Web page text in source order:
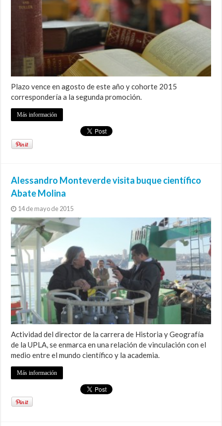
Plazo vence en agosto de este año y cohorte 2015
correspondería a la segunda promoción.
Más información
Alessandro Monteverde visita buque científico
Abate Molina
14 de mayo de 2015
Actividad del director de la carrera de Historia y Geografía
de la UPLA, se enmarca en una relación de vinculación con el
medio entre el mundo científico y la academia.
Más información